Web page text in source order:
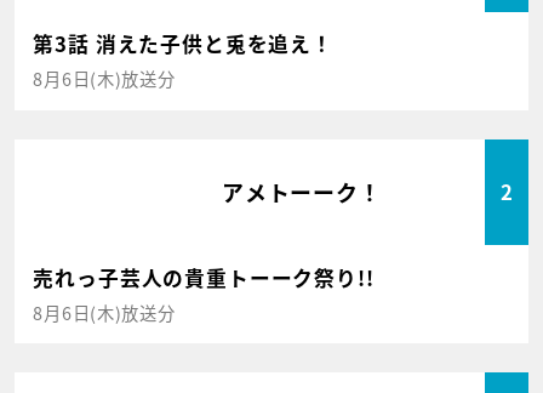
第3話 消えた子供と兎を追え！
8月6日(木)放送分
アメトーーク！ 2
売れっ子芸人の貴重トーーク祭り!!
8月6日(木)放送分